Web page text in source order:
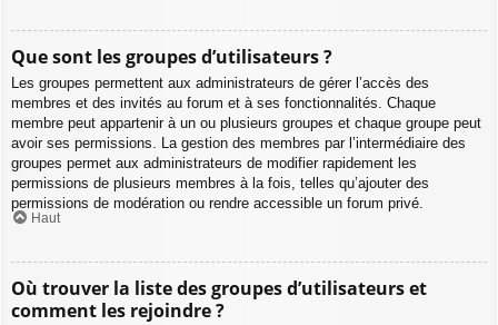
Que sont les groupes d’utilisateurs ?
Les groupes permettent aux administrateurs de gérer l’accès des
membres et des invités au forum et à ses fonctionnalités. Chaque
membre peut appartenir à un ou plusieurs groupes et chaque groupe peut
avoir ses permissions. La gestion des membres par l’intermédiaire des
groupes permet aux administrateurs de modifier rapidement les
permissions de plusieurs membres à la fois, telles qu’ajouter des
permissions de modération ou rendre accessible un forum privé.
Haut
Où trouver la liste des groupes d’utilisateurs et
comment les rejoindre ?